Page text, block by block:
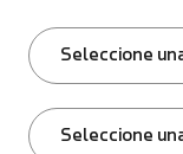
Seleccione
Seleccione